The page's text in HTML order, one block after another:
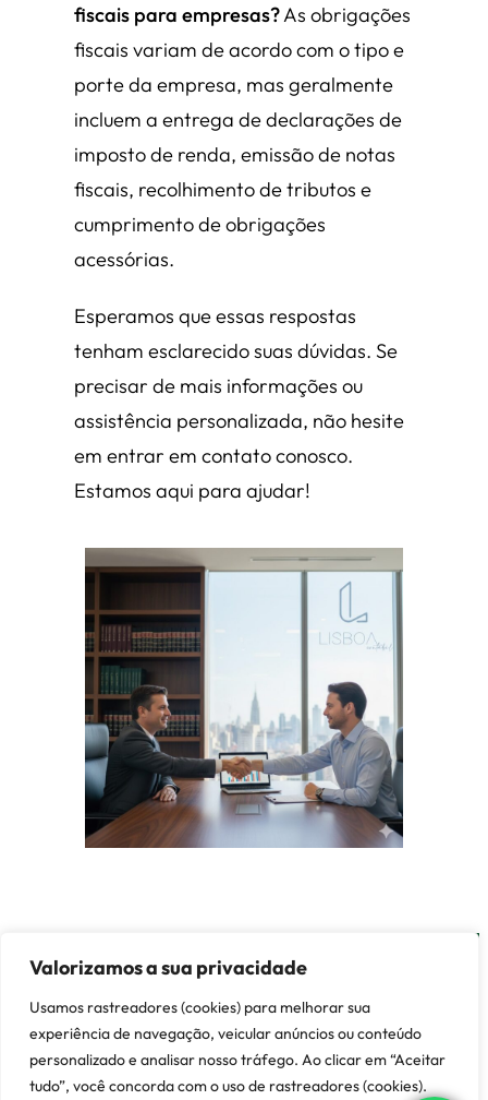
Valorizamos a sua privacidade
Usamos rastreadores (cookies) para melhorar sua
experiência de navegação, veicular anúncios ou conteúdo
personalizado e analisar nosso tráfego. Ao clicar em “Aceitar
tudo”, você concorda com o uso de rastreadores (cookies).
fiscais para empresas?As obrigações
fiscais variam de acordo com o tipo e
porte da empresa, mas geralmente
incluem a entrega de declarações de
imposto de renda, emissão de notas
fiscais, recolhimento de tributos e
cumprimento de obrigações
acessórias.
Esperamos que essas respostas
tenham esclarecido suas dúvidas. Se
precisar de mais informações ou
assistência personalizada, não hesite
em entrar em contato conosco.
Estamos aqui para ajudar!
© 2026 Lisboa Contábil ·Entre em Contato
Customized byDemóstenes